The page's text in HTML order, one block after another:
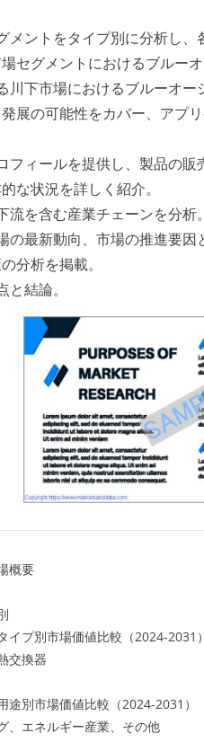
メントをタイプ別に分析し
セグメントにおけるブルー
川下市場におけるブルーオ
展の可能性をカバー、アプ
フィールを提供し、製品の販
な状況を詳しく紹介。
を含む産業チェーンを分析。
の最新動向、市場の推進要
分析を掲載。
結論。
概要
イプ別市場価値比較（2024-2031）
交換器
別市場価値比較（2024-2031）
、エネルギー産業、その他